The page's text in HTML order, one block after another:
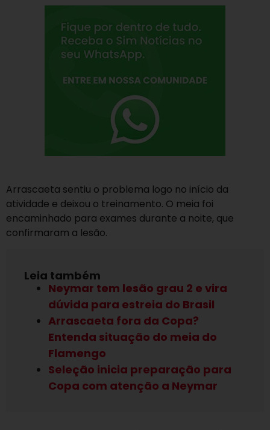
Arrascaeta sentiu o problema logo no início da
atividade e deixou o treinamento. O meia foi
encaminhado para exames durante a noite, que
confirmaram a lesão.
Leia também
Neymar tem lesão grau 2 e vira
dúvida para estreia do Brasil
Arrascaeta fora da Copa?
Entenda situação do meia do
Flamengo
Seleção inicia preparação para
Copa com atenção a Neymar